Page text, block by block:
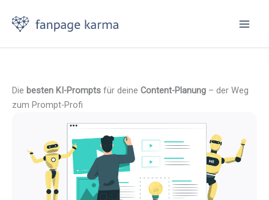
Inhalt
springen
Die besten KI-Prompts für deine Content-Planung – der Weg
zum Prompt-Profi